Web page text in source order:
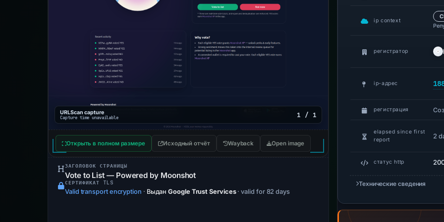
URLScan capture
Capture time unavailable 1 / 1
Открыть в полном размере Исходный отчёт Wayback Open image
ЗАГОЛОВОК СТРАНИЦЫ
Vote to List — Powered by Moonshot
СЕРТИФИКАТ TLS
Valid transport encryption · ВыданGoogle Trust Services · valid for 82 days
ip context
регистратор
ip-адрес
регистрация
elapsed since first
report
2
статус http
Технические сведения